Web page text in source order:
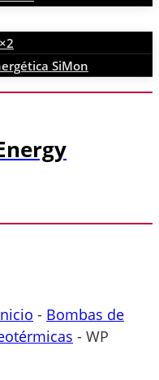
SiMon
- Bombas de
- WP